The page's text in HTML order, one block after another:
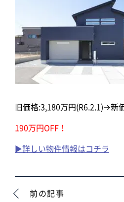
旧価格:3,180万円(R6.2.1)→新
190万円OFF！
▶詳しい物件情報はコチラ
前の記事